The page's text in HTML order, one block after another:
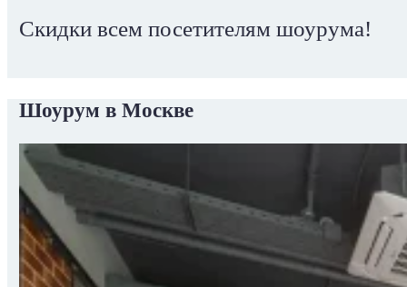
Скидки всем посетителям шоурума!
Шоурум в Москве